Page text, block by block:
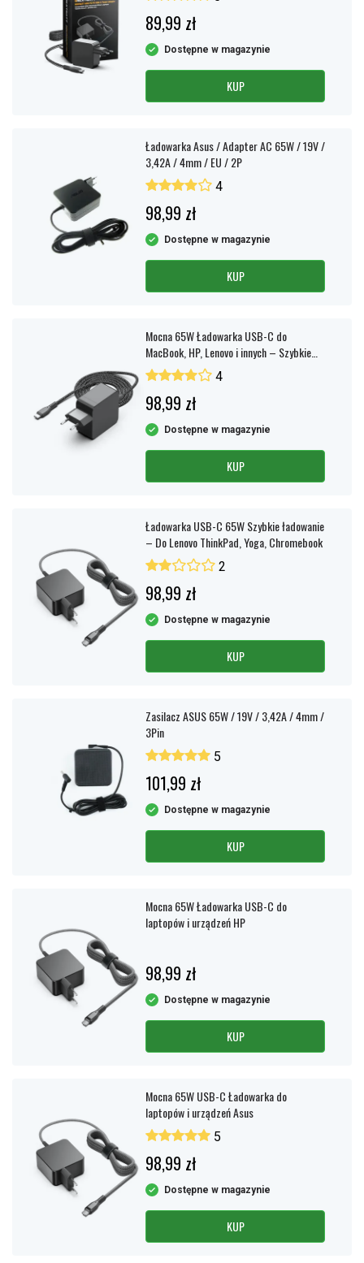
89,99 zł
Dostępne w magazynie
KUP
Ładowarka Asus / Adapter AC 65W / 19V /
3,42A / 4mm / EU / 2P
4
98,99 zł
Dostępne w magazynie
KUP
Mocna 65W Ładowarka USB-C do
MacBook, HP, Lenovo i innych – Szybkie
ładowanie PD 3.0 4
98,99 zł
Dostępne w magazynie
KUP
Ładowarka USB-C 65W Szybkie ładowanie
– Do Lenovo ThinkPad, Yoga, Chromebook
2
98,99 zł
Dostępne w magazynie
KUP
Zasilacz ASUS 65W / 19V / 3,42A / 4mm /
3Pin
5
101,99 zł
Dostępne w magazynie
KUP
Mocna 65W Ładowarka USB-C do
laptopów i urządzeń HP
98,99 zł
Dostępne w magazynie
KUP
Mocna 65W USB-C Ładowarka do
laptopów i urządzeń Asus
5
98,99 zł
Dostępne w magazynie
KUP